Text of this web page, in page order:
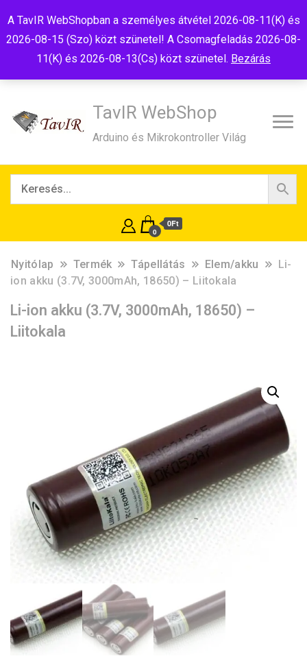
A TavIR WebShopban a személyes átvétel 2026-08-11(K) és
2026-08-15 (Szo) közt szünetel! A Csomagfeladás 2026-08-
11(K) és 2026-08-13(Cs) közt szünetel. Bezárás
TavIR WebShop
Arduino és Mikrokontroller Világ
0
0Ft
Nyitólap Termék Tápellátás Elem/akku
Li-
ion akku (3.7V, 3000mAh, 18650) – Liitokala
Li-ion akku (3.7V, 3000mAh, 18650) –
Liitokala